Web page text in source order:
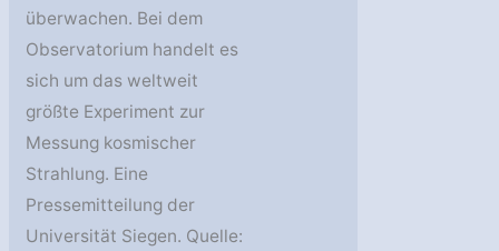
überwachen. Bei dem
Observatorium handelt es
sich um das weltweit
größte Experiment zur
Messung kosmischer
Strahlung. Eine
Pressemitteilung der
Universität Siegen. Quelle: